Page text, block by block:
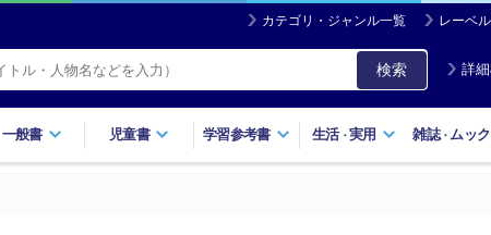
カテゴリ・ジャンル一覧 レーベ
検索 詳
一般書 児童書 学習参考書 生活・実用 雑誌・ ムック